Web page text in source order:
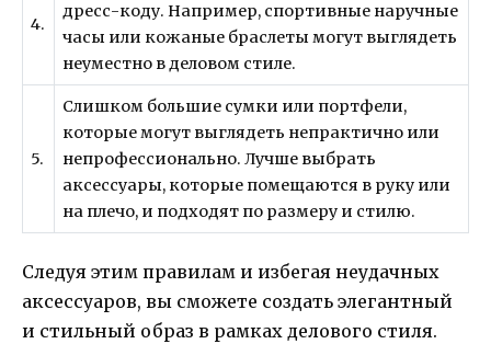
4.
дресс-коду. Например, спортивные наручные
часы или кожаные браслеты могут выглядеть
неуместно в деловом стиле.
5.
Слишком большие сумки или портфели,
которые могут выглядеть непрактично или
непрофессионально. Лучше выбрать
аксессуары, которые помещаются в руку или
на плечо, и подходят по размеру и стилю.
Следуя этим правилам и избегая неудачных
аксессуаров, вы сможете создать элегантный
и стильный образ в рамках делового стиля.